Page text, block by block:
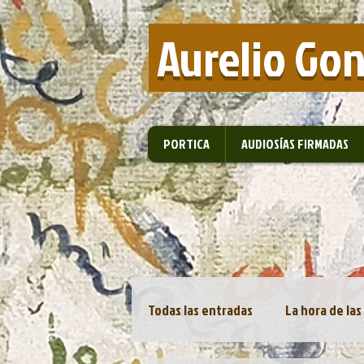
Aurelio
PORTICA AUDIOSÍAS FIRMADAS
Todas las entradas La hora de